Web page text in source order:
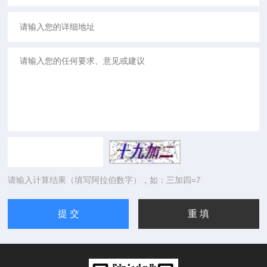
请输入计算结果（填写阿拉伯数字），如：三加四=7